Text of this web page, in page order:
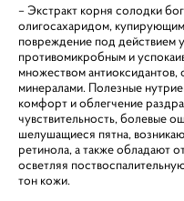
– Экстракт корня солодки
олигосахаридом,
повреждение под действием
противомикробным и
множеством
минералами. Полезные
комфорт и облегчение
чувствительность, болевые
шелушащиеся пятна,
ретинола, а также обладают
осветляя
тон кожи.